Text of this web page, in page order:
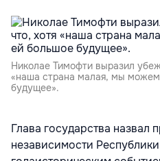
Николае Тимофти выразил
«наша страна малая, мы
будущее».
Глава государства назвал
независимости